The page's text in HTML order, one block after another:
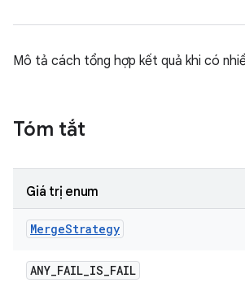
Mô tả cách tổng hợp kết quả khi có
Tóm tắt
Giá trị enum
MergeStrategy
ANY_FAIL_IS_FAIL